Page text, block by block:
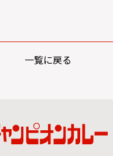
一覧に戻る